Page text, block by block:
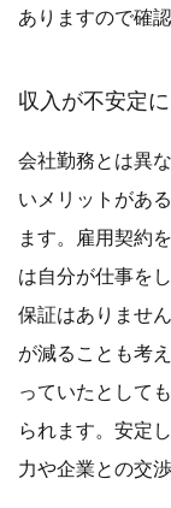
ありますので確
収入が不安定
会社勤務とは異
いメリットがあ
ます。雇用契約
は自分が仕事を
保証はありませ
が減ることも考
っていたとして
られます。安定
力や企業との交